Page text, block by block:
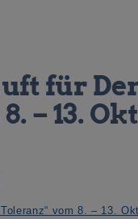
für
– 13.
vom 8. – 13.